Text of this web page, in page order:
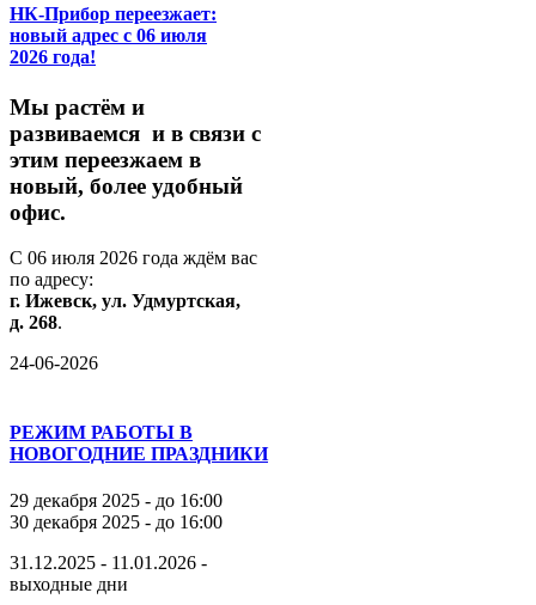
НК-Прибор переезжает:
новый адрес с 06 июля
2026 года!
Мы растём и
развиваемся и в связи с
этим переезжаем в
новый, более удобный
офис.
С 06 июля 2026 года ждём вас
по адресу:
г. Ижевск, ул. Удмуртская,
д. 268.
24-06-2026
РЕЖИМ РАБОТЫ В
НОВОГОДНИЕ ПРАЗДНИКИ
29 декабря 2025 - до 16:00
30 декабря 2025 - до 16:00
31.12.2025 - 11.01.2026 -
выходные дни